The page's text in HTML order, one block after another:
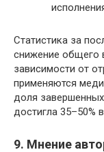
Статистика за
снижение общего
зависимости от
применяются
доля
достигла 35–50%
9. Мнение